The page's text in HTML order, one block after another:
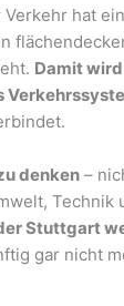
hat
Damit
denken –
Stuttgart
gar nicht